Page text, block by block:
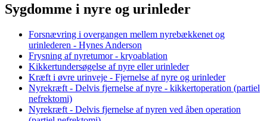
Sygdomme i nyre og urinleder
Forsnævring i overgangen mellem nyrebækkenet og
urinlederen - Hynes Anderson
Frysning af nyretumor - kryoablation
Kikkertundersøgelse af nyre eller urinleder
Kræft i øvre urinveje - Fjernelse af nyre og urinleder
Nyrekræft - Delvis fjernelse af nyre - kikkertoperation (partiel
nefrektomi)
Nyrekræft - Delvis fjernelse af nyren ved åben operation